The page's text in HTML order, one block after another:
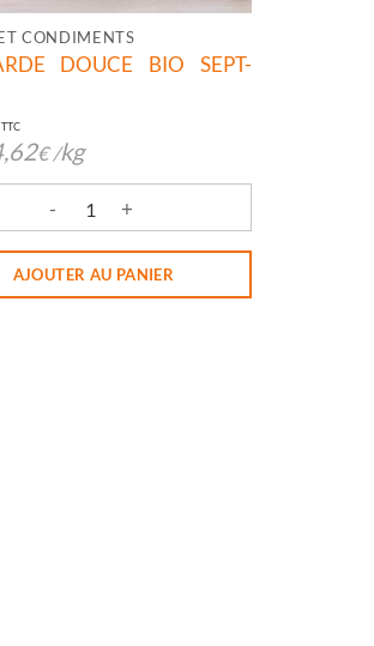
CONDIMENTS
DOUCE BIO SEPT-
TTC
€ /kg
MOUTARDE DOUCE BIO SEPT-FONS
AJOUTER AU PANIER